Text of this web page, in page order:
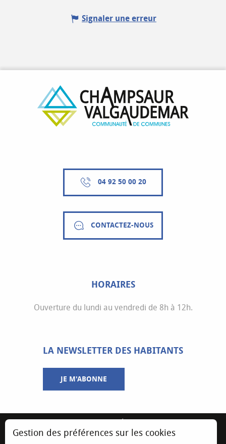
Signaler une erreur
04 92 50 00 20
CONTACTEZ-NOUS
HORAIRES
Ouverture du lundi au vendredi de 8h à 12h.
LA NEWSLETTER DES HABITANTS
JE M'ABONNE
Gestion des préférences sur les cookies